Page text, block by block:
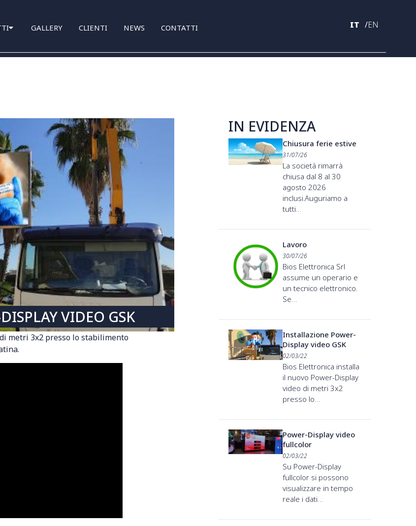
GALLERY CLIENTI NEWS CONTATTI IT EN
VIDEO GSK
metri 3x2 presso lo stabilimento
IN EVIDENZA
Chiusura ferie estive
31/07/26
La società rimarrà
chiusa dal 8 al 30
agosto 2026
inclusi.Auguriamo a
tutti…
Lavoro
30/07/26
Bios Elettronica Srl
assume un operario e
un tecnico elettronico.
Se…
Installazione Power-
Display video GSK
02/03/22
Bios Elettronica installa
il nuovo Power-Display
video di metri 3x2
presso lo…
Power-Display video
fullcolor
02/03/22
Su Power-Display
fullcolor si possono
visualizzare in tempo
reale i dati…